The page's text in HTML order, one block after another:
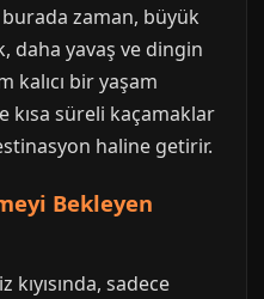
burada zaman, büyük
daha yavaş ve dingin
kalıcı bir yaşam
kısa süreli kaçamaklar
haline getirir.
Bekleyen
sadece